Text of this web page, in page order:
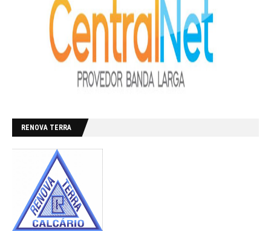
RENOVA TERRA